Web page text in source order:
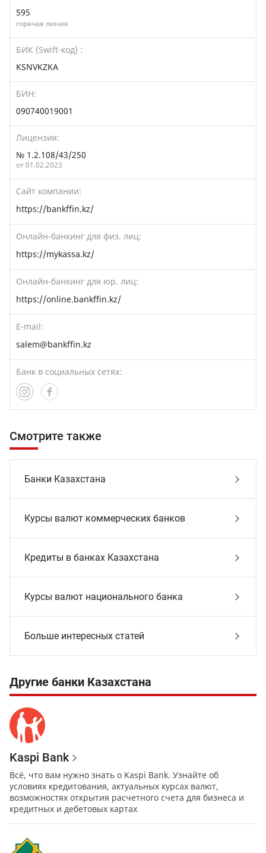
595
горячая линия
БИК (Swift-код) :
KSNVKZKA
БИН:
090740019001
Лицензия:
№ 1.2.108/43/250
от 01.02.2023
Сайт компании:
https://bankffin.kz/
Онлайн-банкинг для физ. лиц:
https://mykassa.kz/
Онлайн-банкинг для юр. лиц:
https://online.bankffin.kz/
E-mail:
salem@bankffin.kz
Банк в социальных сетях:
Смотрите также
Банки Казахстана
Курсы валют коммерческих банков
Кредиты в банках Казахстана
Курсы валют национального банка
Больше интересных статей
Другие банки Казахстана
Kaspi Bank
Всё, что вам нужно знать о Kaspi Bank. Узнайте об
условиях кредитования, актуальных курсах валют,
возможностях открытия расчетного счета для бизнеса и
кредитных и дебетовых картах